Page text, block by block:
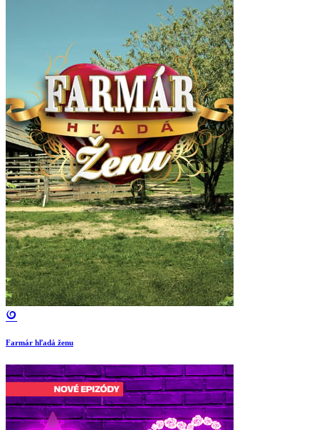
Farmár hľadá ženu